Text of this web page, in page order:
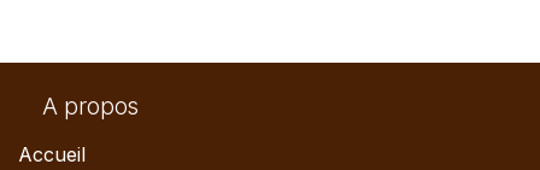
A propos
Accueil